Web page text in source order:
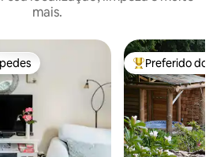
mais.
dos hóspedes Entre os
Preferido dos